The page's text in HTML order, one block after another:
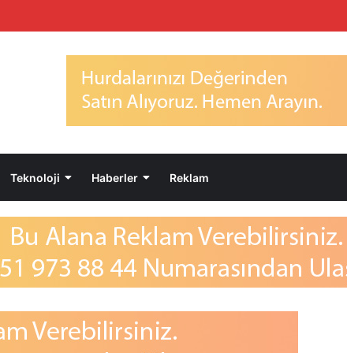
Teknoloji Haberler Reklam